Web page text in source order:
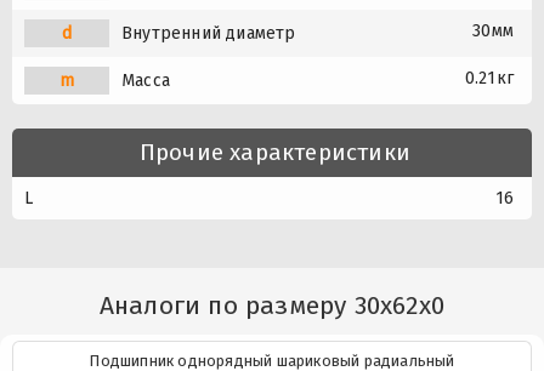
d Внутренний диаметр 30мм
m Масса 0.21кг
Прочие характеристики
L 16
Аналоги по размеру 30x62x0
Подшипник однорядный шариковый радиальный